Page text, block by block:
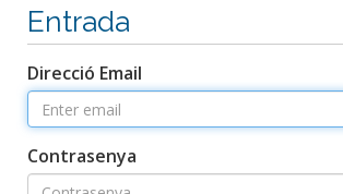
Entrada
Direcció Email
Contrasenya